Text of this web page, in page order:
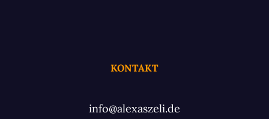
KONTAKT
info@alexaszeli.de